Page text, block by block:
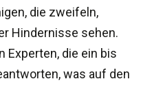
die zweifeln,
Hindernisse sehen.
Experten, die ein bis
was auf den